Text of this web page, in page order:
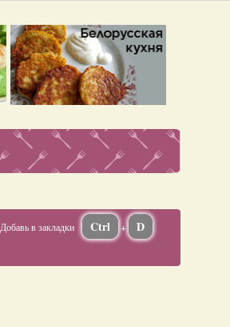
Добавь в закладки Ctrl + D